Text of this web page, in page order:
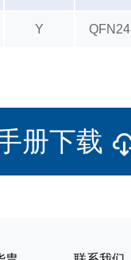
Y QFN24
册下载